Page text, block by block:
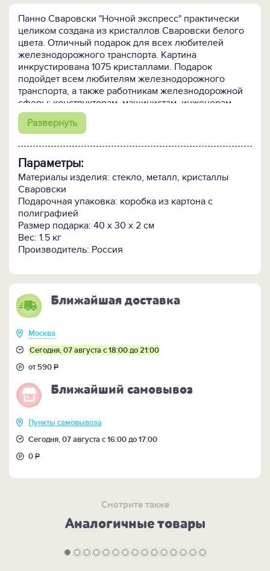
Панно Сваровски "Ночной экспресс" практически
целиком создана из кристаллов Сваровски белого
цвета. Отличный подарок для всех любителей
железнодорожного транспорта. Картина
инкрустирована 1075 кристаллами. Подарок
подойдет всем любителям железнодорожного
транспорта, а также работникам железнодорожной
сферы: конструкторам, машинистам, инженерам
путей сообщения.
Развернуть
Параметры:
Материалы изделия: стекло, металл, кристаллы
Сваровски
Подарочная упаковка: коробка из картона с
полиграфией
Размер подарка: 40 х 30 х 2 см
Вес: 1.5 кг
Производитель: Россия
Ближайшая доставка
Москва
Сегодня, 07 августа с 18:00 до 21:00
от 590Р
Ближайший самовывоз
Пункты самовывоза
Сегодня, 07 августа с 16:00 до 17:00
0Р
Смотрите также
Аналогичные товары